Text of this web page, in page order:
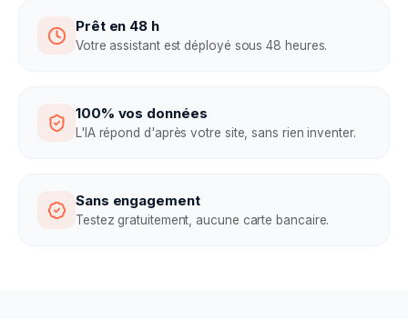
Prêt en 48 h
Votre assistant est déployé sous 48 heures.
100% vos données
L'IA répond d'après votre site, sans rien inventer.
Sans engagement
Testez gratuitement, aucune carte bancaire.